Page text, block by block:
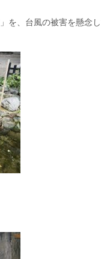
を、台風の被害を懸念